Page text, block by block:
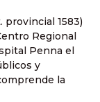
provincial 1583)
Regional
Penna el
y
la